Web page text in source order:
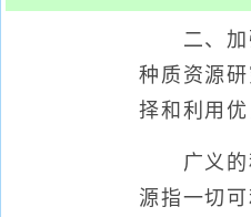
二、加
种质资源
择和利用
广义的
源指一切